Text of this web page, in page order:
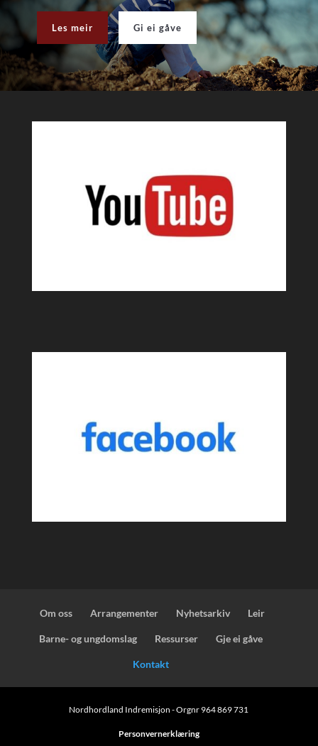
Les meir Gi ei gåve
Om oss Arrangementer Nyhetsarkiv Leir
Barne- og ungdomslag Ressurser Gje ei gåve
Kontakt
Nordhordland Indremisjon - Orgnr 964 869 731
Personvernerklæring